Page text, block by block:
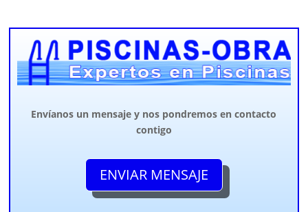
Envíanos un mensaje y nos pondremos en contacto
contigo
ENVIAR MENSAJE